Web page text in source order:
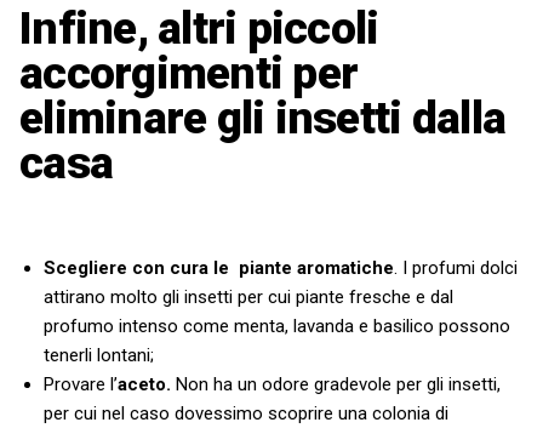
Infine, altri piccoli
accorgimenti per
eliminare gli insetti dalla
casa
Scegliere con cura le piante aromatiche. I profumi dolci
attirano molto gli insetti per cui piante fresche e dal
profumo intenso come menta, lavanda e basilico possono
tenerli lontani;
Provare l’aceto. Non ha un odore gradevole per gli insetti,
per cui nel caso dovessimo scoprire una colonia di